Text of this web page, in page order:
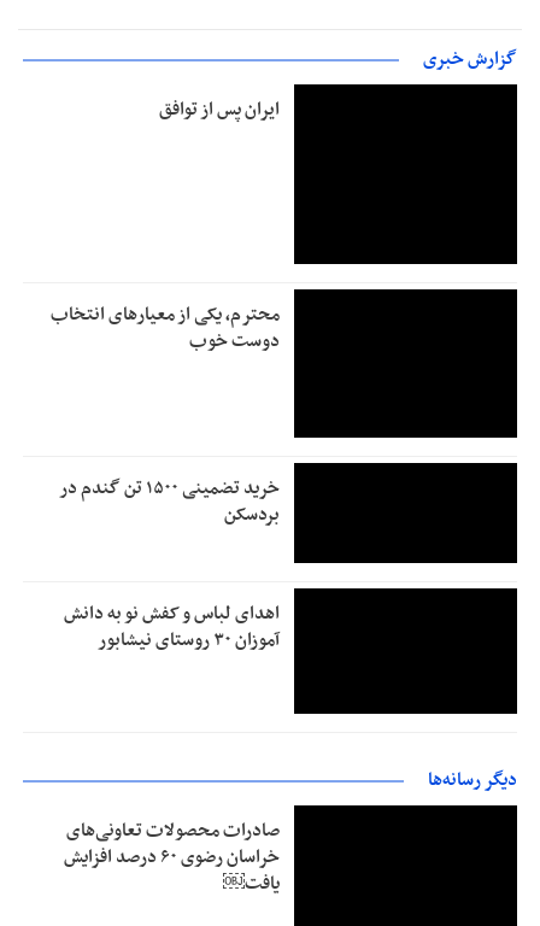
گزارش خبری
ایران پس از توافق
محترم، یکی از معیارهای انتخاب
دوست خوب
خرید تضمینی ۱۵۰۰ تن گندم در
بردسکن
اهدای لباس و کفش نو به دانش
آموزان ۳۰ روستای نیشابور
دیگر رسانه‌ها
صادرات محصولات تعاونی‌های
خراسان رضوی ۶۰ درصد افزایش
یافت￼